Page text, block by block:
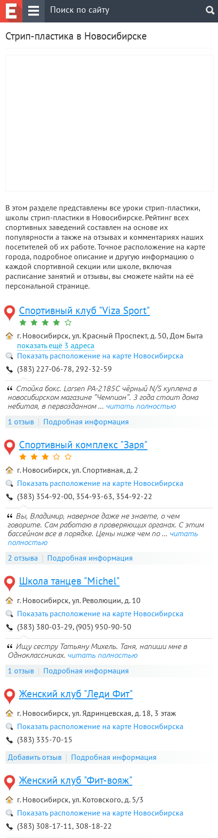
Стрип-пластика в Новосибирске
В этом разделе представлены все уроки стрип-пластики,
школы стрип-пластики в Новосибирске. Рейтинг всех
спортивных заведений составлен на основе их
популярности а также на отзывах и комментариях наших
посетителей об их работе. Точное расположение на карте
города, подробное описание и другую информацию о
каждой спортивной секции или школе, включая
расписание занятий и отзывы, вы сможете найти на её
персональной странице.
Спортивный клуб "Viza Sport"
г. Новосибирск, ул. Красный Проспект, д. 50, Дом Быта
3 адреса
Показать расположение на карте Новосибирска
(383) 227-06-78, 292-32-59
Стойка бокс. Larsen PA-2185C чёрный N/S куплена в
новосибирском магазине "Чемпион". 3 года стоит дома
небитая, в первозданном ... читать полностью
1 отзыв Подробная информация
Спортивный комплекс "Заря"
г. Новосибирск, ул. Спортивная, д. 2
Показать расположение на карте Новосибирска
(383) 354-92-00, 354-93-63, 354-92-22
Вы, Владимир, наверное даже не знаете, о чем
говорите. Сам работаю в проверяющих органах. С этим
бассейном все в порядке. Цены ниже чем по ... читать
полностью
2 отзыва Подробная информация
Школа танцев "Michel"
г. Новосибирск, ул. Революции, д. 10
Показать расположение на карте Новосибирска
(383) 380-03-29, (905) 950-90-50
Ищу сестру Татьяну Михель. Таня, напиши мне в
Одноклассниках. читать полностью
1 отзыв Подробная информация
Женский клуб "Леди Фит"
г. Новосибирск, ул. Ядринцевская, д. 18, 3 этаж
Показать расположение на карте Новосибирска
(383) 335-70-15
Добавить отзыв
Подробная информация
Женский клуб "Фит-вояж"
г. Новосибирск, ул. Котовского, д. 5/3
Показать расположение на карте Новосибирска
(383) 308-17-11, 308-18-22